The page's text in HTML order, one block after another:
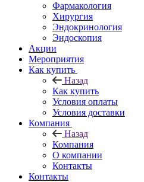
Фармакология
Хирургия
Эндокринология
Эндоскопия
Акции
Мероприятия
Как купить
Назад
Как купить
Условия оплаты
Условия доставки
Компания
Назад
Компания
О компании
Контакты
Контакты